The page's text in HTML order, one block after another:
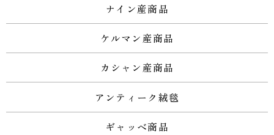
ナイン産商品
ケルマン産商品
カシャン産商品
アンティーク絨毯
ギャッベ商品